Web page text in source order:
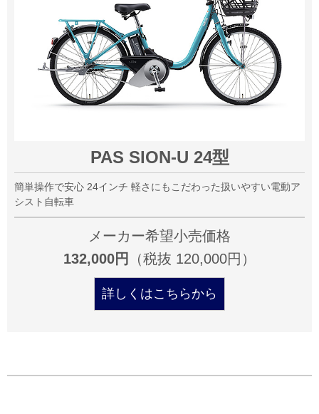
PAS SION-U 24型
簡単操作で安心 24インチ 軽さにもこだわった扱いやすい電動ア
シスト自転車
メーカー希望小売価格
132,000円
（税抜 120,000円）
詳しくはこちらから